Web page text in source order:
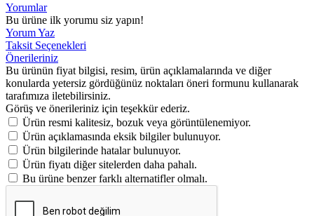
Yorumlar
Bu ürüne ilk yorumu siz yapın!
Yorum Yaz
Taksit Seçenekleri
Önerileriniz
Bu ürünün fiyat bilgisi, resim, ürün açıklamalarında ve diğer
konularda yetersiz gördüğünüz noktaları öneri formunu kullanarak
tarafımıza iletebilirsiniz.
Görüş ve önerileriniz için teşekkür ederiz.
Ürün resmi kalitesiz, bozuk veya görüntülenemiyor.
Ürün açıklamasında eksik bilgiler bulunuyor.
Ürün bilgilerinde hatalar bulunuyor.
Ürün fiyatı diğer sitelerden daha pahalı.
Bu ürüne benzer farklı alternatifler olmalı.